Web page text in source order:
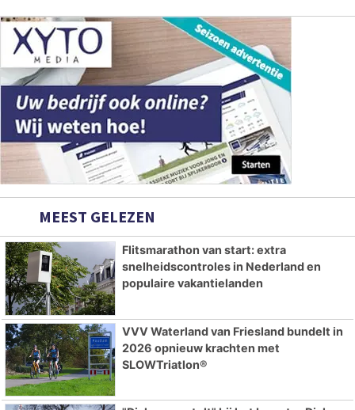
MEEST GELEZEN
Flitsmarathon van start: extra
snelheidscontroles in Nederland en
populaire vakantielanden
VVV Waterland van Friesland bundelt in
2026 opnieuw krachten met
SLOWTriatlon®